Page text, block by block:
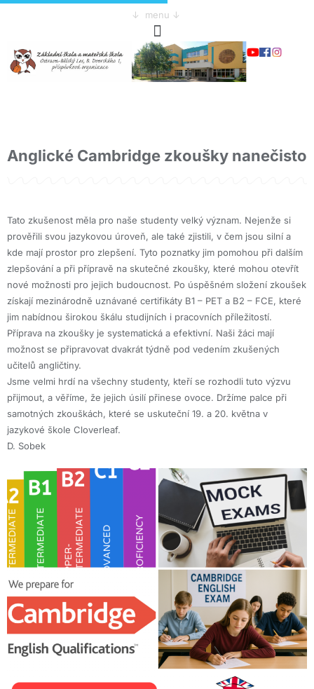
↓ menu ↓
Anglické Cambridge zkoušky nanečisto
Tato zkušenost měla pro naše studenty velký význam. Nejenže si
prověřili svou jazykovou úroveň, ale také zjistili, v čem jsou silní a
kde mají prostor pro zlepšení. Tyto poznatky jim pomohou při dalším
zlepšování a při přípravě na skutečné zkoušky, které mohou otevřít
nové možnosti pro jejich budoucnost. Po úspěšném složení zkoušek
získají mezinárodně uznávané certifikáty B1 – PET a B2 – FCE, které
jim nabídnou širokou škálu studijních i pracovních příležitostí.
Příprava na zkoušky je systematická a efektivní. Naši žáci mají
možnost se připravovat dvakrát týdně pod vedením zkušených
učitelů angličtiny.
Jsme velmi hrdí na všechny studenty, kteří se rozhodli tuto výzvu
přijmout, a věříme, že jejich úsilí přinese ovoce. Držíme palce při
samotných zkouškách, které se uskuteční 19. a 20. května v
jazykové škole Cloverleaf.
D. Sobek